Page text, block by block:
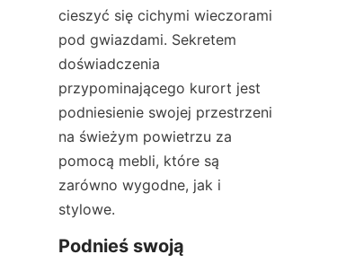
cieszyć się cichymi wieczorami
pod gwiazdami. Sekretem
doświadczenia
przypominającego kurort jest
podniesienie swojej przestrzeni
na świeżym powietrzu za
pomocą mebli, które są
zarówno wygodne, jak i
stylowe.
Podnieś swoją